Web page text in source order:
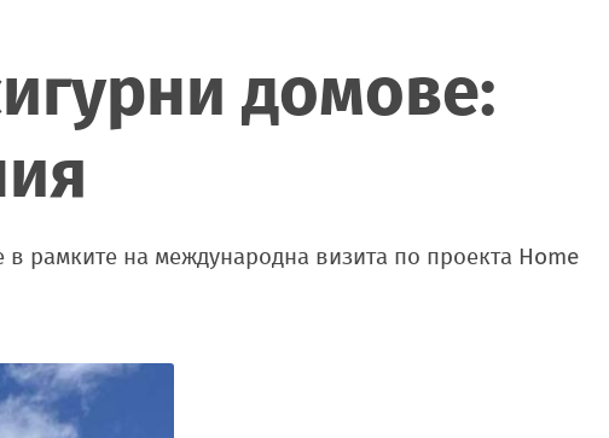
домове:
рамките на международна визита по проекта Home